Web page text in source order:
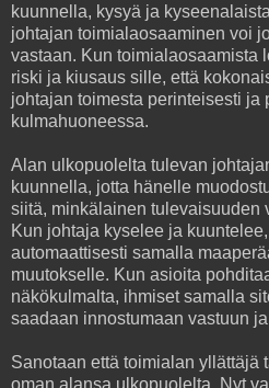
kuunnella, kysyä ja
johtajan toimialaosaaminen voi
vastaan. Kun toimialaosaamista
riski ja kiusaus sille, että
johtajan toimesta perinteisesti ja
kulmahuoneessa.
Alan ulkopuolelta tulevan
kuunnella, jotta hänelle
siitä, minkälainen tulevaisuuden
Kun johtaja kyselee ja
automaattisesti samalla
muutokselle. Kun asioita
näkökulmalta, ihmiset samalla
saadaan innostumaan vastuun
Sanotaan että toimialan yllättäjä
oman alansa ulkopuolelta. Nyt